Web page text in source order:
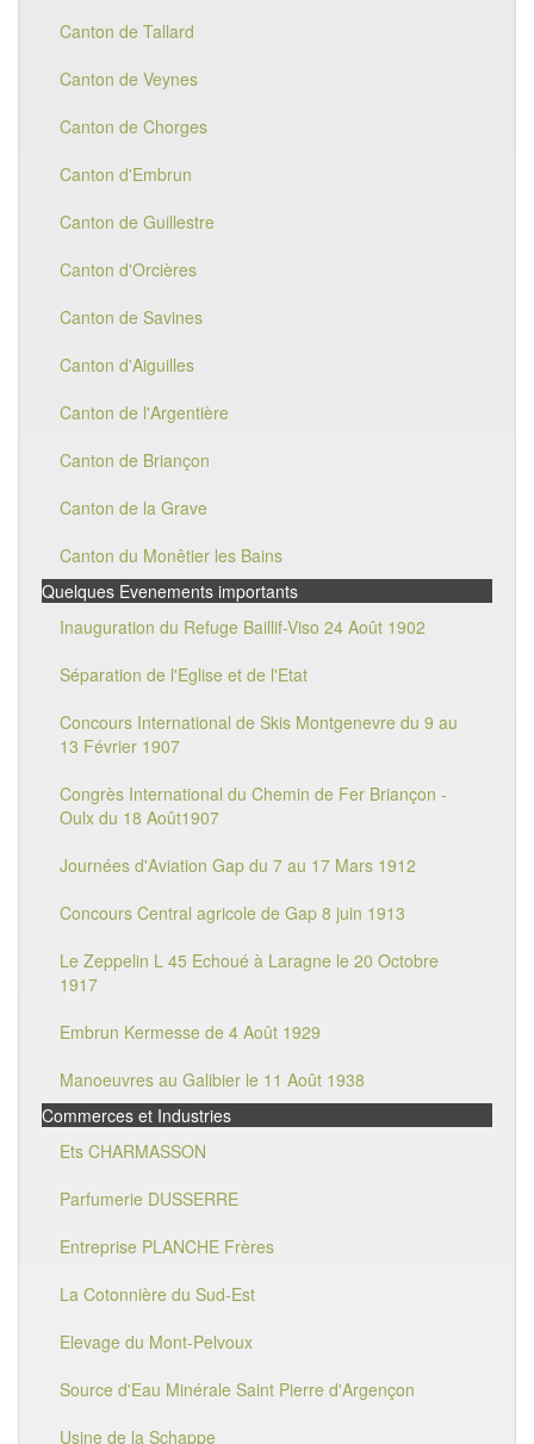
Canton de Tallard
Canton de Veynes
Canton de Chorges
Canton d'Embrun
Canton de Guillestre
Canton d'Orcières
Canton de Savines
Canton d'Aiguilles
Canton de l'Argentière
Canton de Briançon
Canton de la Grave
Canton du Monêtier les Bains
Quelques Evenements importants
Inauguration du Refuge Baillif-Viso 24 Août 1902
Séparation de l'Eglise et de l'Etat
Concours International de Skis Montgenevre du 9 au
13 Février 1907
Congrès International du Chemin de Fer Briançon -
Oulx du 18 Août1907
Journées d'Aviation Gap du 7 au 17 Mars 1912
Concours Central agricole de Gap 8 juin 1913
Le Zeppelin L 45 Echoué à Laragne le 20 Octobre
1917
Embrun Kermesse de 4 Août 1929
Manoeuvres au Galibier le 11 Août 1938
Commerces et Industries
Ets CHARMASSON
Parfumerie DUSSERRE
Entreprise PLANCHE Frères
La Cotonnière du Sud-Est
Elevage du Mont-Pelvoux
Source d'Eau Minérale Saint Pierre d'Argençon
Usine de la Schappe